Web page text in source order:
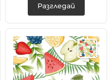
Разгледай